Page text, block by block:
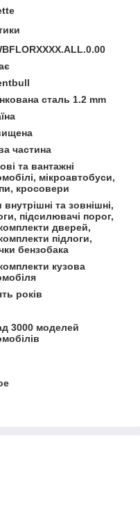
сталь 1.2 mm
частина
та вантажні
мікроавтобуси,
кросовери
внутрішні та зовнішні,
підсилювачі порог,
дверей,
підлоги,
бензобака
кузова
років
3000 моделей